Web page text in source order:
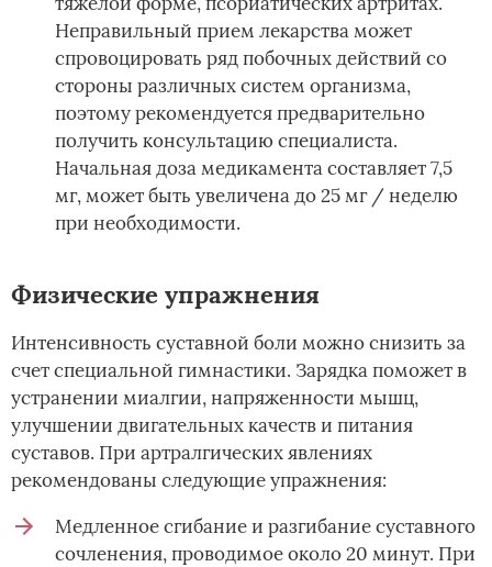
Неправильный прием лекарства может
спровоцировать ряд побочных действий со
стороны различных систем организма,
поэтому рекомендуется предварительно
получить консультацию специалиста.
Начальная доза медикамента составляет 7,5
мг, может быть увеличена до 25 мг / неделю
при необходимости.
Физические упражнения
Интенсивность суставной боли можно снизить за
счет специальной гимнастики. Зарядка поможет в
устранении миалгии, напряженности мышц,
улучшении двигательных качеств и питания
суставов. При артралгических явлениях
рекомендованы следующие упражнения:
Медленное сгибание и разгибание суставного
сочленения, проводимое около 20 минут. При